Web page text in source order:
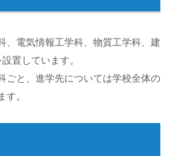
、電気情報工学科、物質工学科、建
置しています。
ごと、進学先については学校全体の
す。